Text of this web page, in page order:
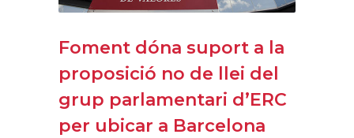
Foment dóna suport a la
proposició no de llei del
grup parlamentari d’ERC
per ubicar a Barcelona